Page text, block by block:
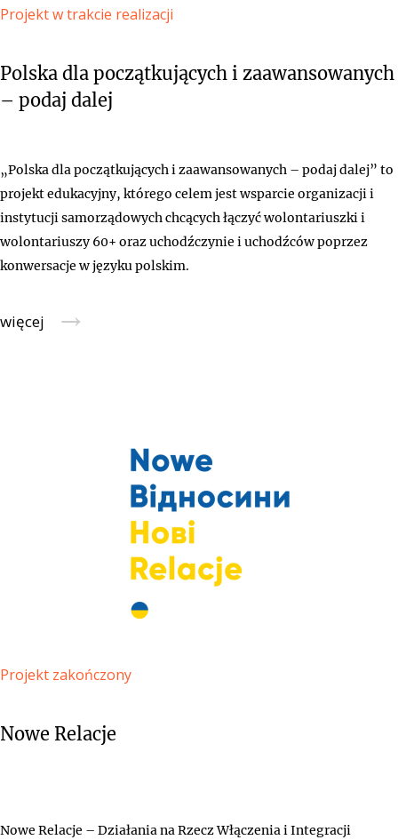
Projekt w trakcie realizacji
Polska dla początkujących i zaawansowanych
– podaj dalej
„Polska dla początkujących i zaawansowanych – podaj dalej” to
projekt edukacyjny, którego celem jest wsparcie organizacji i
instytucji samorządowych chcących łączyć wolontariuszki i
wolontariuszy 60+ oraz uchodźczynie i uchodźców poprzez
konwersacje w języku polskim.
więcej →
Projekt zakończony
Nowe Relacje
Nowe Relacje – Działania na Rzecz Włączenia i Integracji